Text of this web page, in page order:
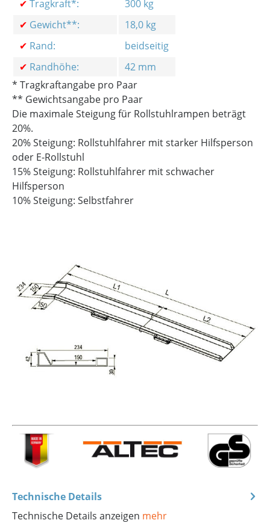
✔ Tragkraft*:
300 kg
✔ Gewicht**:
18,0 kg
✔ Rand:
beidseitig
✔ Randhöhe:
42 mm
* Tragkraftangabe pro Paar
** Gewichtsangabe pro Paar
Die maximale Steigung für Rollstuhlrampen beträgt
20%.
20% Steigung: Rollstuhlfahrer mit starker Hilfsperson
oder E-Rollstuhl
15% Steigung: Rollstuhlfahrer mit schwacher
Hilfsperson
10% Steigung: Selbstfahrer
Technische Details
Technische Details anzeigen mehr